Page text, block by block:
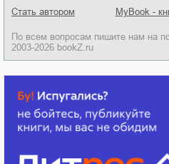
Стать автором
MyBook -
По всем вопросам пишите нам на
2003-2026 bookZ.ru